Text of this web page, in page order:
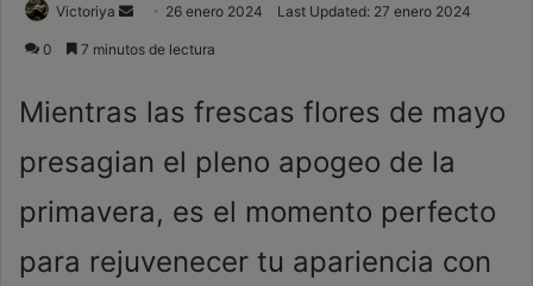
Victoriya
Send 26 enero 2024 Last Updated: 27 enero 2024
0 7 minutos de lectura
Mientras las frescas flores de mayo
presagian el pleno apogeo de la
primavera, es el momento perfecto
para rejuvenecer tu apariencia con